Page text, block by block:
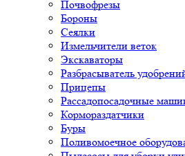
Почвофрезы
Бороны
Сеялки
Измельчители веток
Экскаваторы
Разбрасыватель
Прицепы
Рассадопосадочные
Кормораздатчики
Буры
Поливомоечное